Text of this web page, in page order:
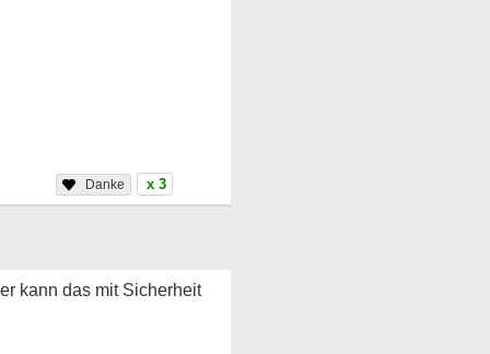
x 3
kann das mit Sicherheit